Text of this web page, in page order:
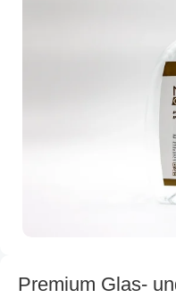
Premium Glas-